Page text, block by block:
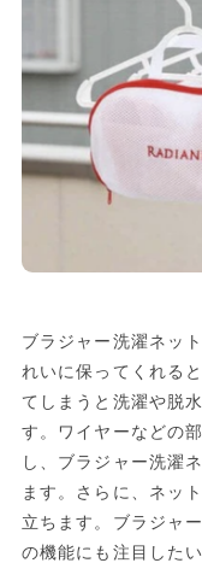
ブラジャー洗濯ネッ
れいに保ってくれる
てしまうと洗濯や脱
す。ワイヤーなどの
し、ブラジャー洗濯
ます。さらに、ネッ
立ちます。ブラジャ
の機能にも注目した